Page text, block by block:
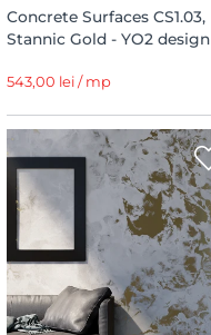
Concrete Surfaces CS1.03,
Stannic Gold - YO2 design
543,00 lei / mp